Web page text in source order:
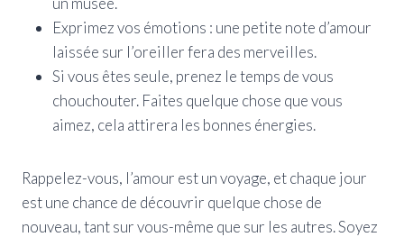
Exprimez vos émotions : une petite note d’amour
laissée sur l’oreiller fera des merveilles.
Si vous êtes seule, prenez le temps de vous
chouchouter. Faites quelque chose que vous
aimez, cela attirera les bonnes énergies.
Rappelez-vous, l’amour est un voyage, et chaque jour
est une chance de découvrir quelque chose de
nouveau, tant sur vous-même que sur les autres. Soyez